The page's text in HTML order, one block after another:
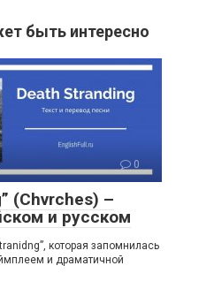
быть интересно
0
(Chvrches) –
и русском
которая запомнилась
и драматичной